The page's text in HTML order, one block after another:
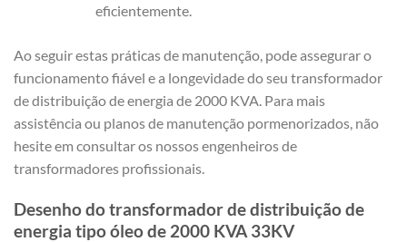
eficientemente.
Ao seguir estas práticas de manutenção, pode assegurar o
funcionamento fiável e a longevidade do seu transformador
de distribuição de energia de 2000 KVA. Para mais
assistência ou planos de manutenção pormenorizados, não
hesite em consultar os nossos engenheiros de
transformadores profissionais.
Desenho do transformador de distribuição de
energia tipo óleo de 2000 KVA 33KV